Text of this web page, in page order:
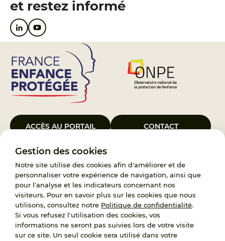
Gestion des cookies
Notre site utilise des cookies afin d'améliorer et de
personnaliser votre expérience de navigation, ainsi que
pour l'analyse et les indicateurs concernant nos
visiteurs. Pour en savoir plus sur les cookies que nous
utilisons, consultez notre Politique de confidentialité.
Si vous refusez l'utilisation des cookies, vos
informations ne seront pas suivies lors de votre visite
sur ce site. Un seul cookie sera utilisé dans votre
et restez informé
ACCÈS AU PORTAIL CONTACT
Le Groupement d’Intérêt Public France Enfance Protégée, créé le 5
janvier 2023, a pour objet d’assurer les missions de service public du
119, d’accompagnement des adoptants et de traitement des
demandes d’accès aux origines personnelles. France Enfance
Protégée est également un observatoire et une ressource pour
l’ensemble des professionnels, ainsi qu’un appui à l’élaboration de la
politique publique à travers le soutien à l’activité des conseils
nationaux.